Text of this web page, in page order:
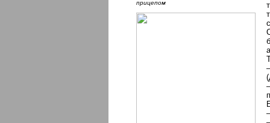
прицепом